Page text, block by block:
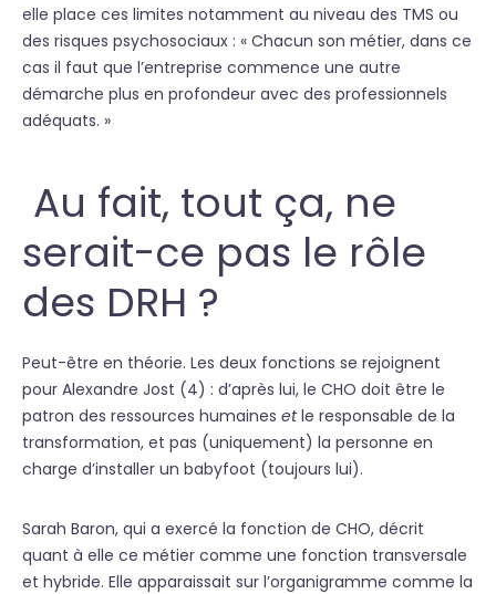
elle place ces limites notamment au niveau des TMS ou
des risques psychosociaux : « Chacun son métier, dans ce
cas il faut que l’entreprise commence une autre
démarche plus en profondeur avec des professionnels
adéquats. »
Au fait, tout ça, ne
serait-ce pas le rôle
des DRH ?
Peut-être en théorie. Les deux fonctions se rejoignent
pour Alexandre Jost (4) : d’après lui, le CHO doit être le
patron des ressources humaines etle responsable de la
transformation, et pas (uniquement) la personne en
charge d’installer un babyfoot (toujours lui).
Sarah Baron, qui a exercé la fonction de CHO, décrit
quant à elle ce métier comme une fonction transversale
et hybride. Elle apparaissait sur l’organigramme comme la